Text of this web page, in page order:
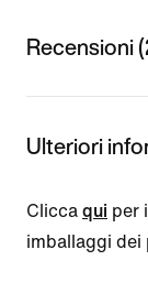
Recensioni
Ulteriori
Clicca qui per
imballaggi dei